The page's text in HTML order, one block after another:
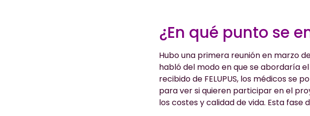
¿En qué punto se
Hubo una primera reunión en marzo
habló del modo en que se abordaría
recibido de FELUPUS, los médicos
para ver si quieren participar en el
los costes y calidad de vida. Esta fase